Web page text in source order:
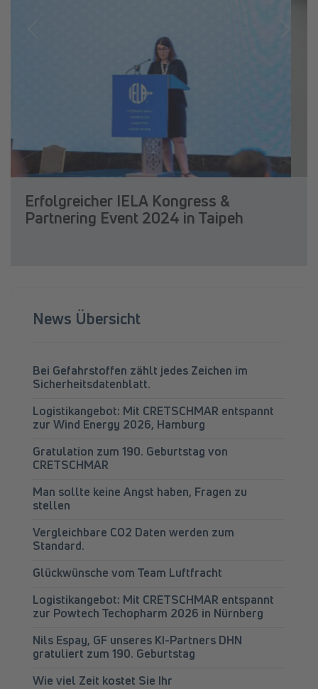
Erfolgreicher IELA Kongress &
Partnering Event 2024 in Taipeh
News Übersicht
Bei Gefahrstoffen zählt jedes Zeichen im
Sicherheitsdatenblatt.
Logistikangebot: Mit CRETSCHMAR entspannt
zur Wind Energy 2026, Hamburg
Gratulation zum 190. Geburtstag von
CRETSCHMAR
Man sollte keine Angst haben, Fragen zu
stellen
Vergleichbare CO2 Daten werden zum
Standard.
Glückwünsche vom Team Luftfracht
Logistikangebot: Mit CRETSCHMAR entspannt
zur Powtech Techopharm 2026 in Nürnberg
Nils Espay, GF unseres KI-Partners DHN
gratuliert zum 190. Geburtstag
Wie viel Zeit kostet Sie Ihr